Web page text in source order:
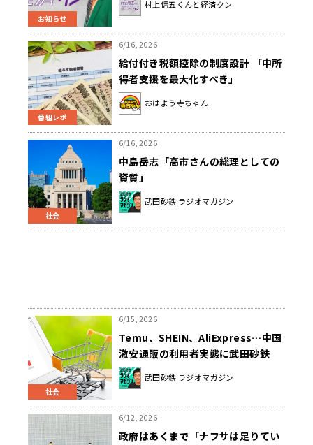
お知らせ
村上信五くんと経済クン
番組レポ
6/16, 2026
給付付き税額控除の制度設計 「中所
得者支援を最大化すべき」
おはよう寺ちゃん
社会
6/16, 2026
中島岳志「高市さんの総理としての
資質」
武田砂鉄 ラジオマガジン
社会
6/15, 2026
Temu、SHEIN、AliExpress…中国
激安通販の利用者実態に武田砂鉄
「そんなにいるんだ」
武田砂鉄 ラジオマガジン
6/12, 2026
政府はあくまで「ナフサは足りてい